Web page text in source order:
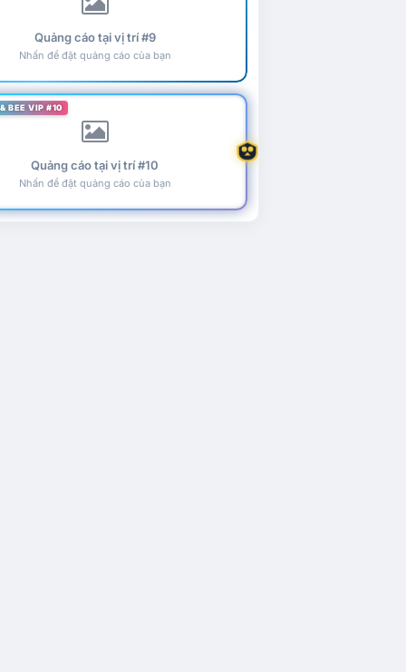
Quảng cáo tại vị trí #9
Nhấn để đặt quảng cáo của bạn
BEE VIP #10
Quảng cáo tại vị trí #10
Nhấn để đặt quảng cáo của bạn